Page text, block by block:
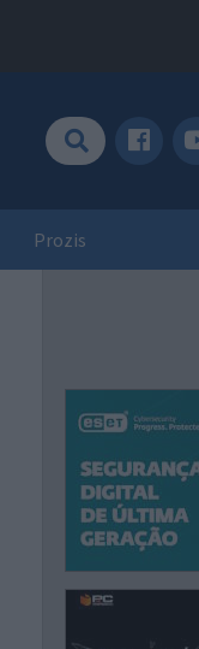
Prozis